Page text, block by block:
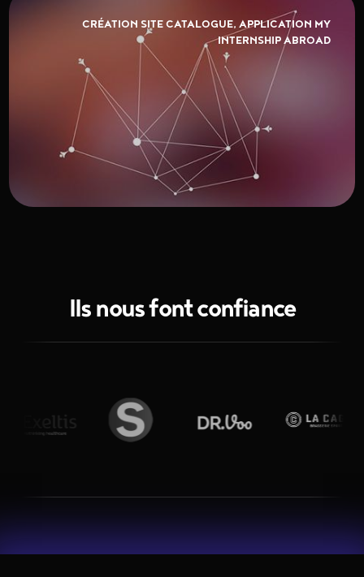
CRÉATION SITE CATALOGUE, APPLICATION MY
INTERNSHIP ABROAD
Ils nous font confiance